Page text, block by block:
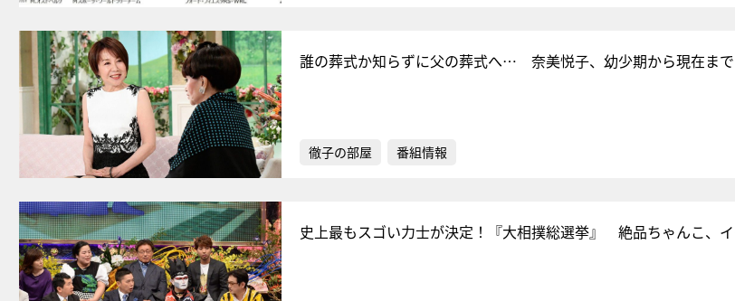
誰の葬式か知らずに父の葬式へ… 奈美悦子、幼少期から現在ま
徹子の部屋 番組情報
史上最もスゴい力士が決定！『大相撲総選挙』 絶品ちゃんこ、